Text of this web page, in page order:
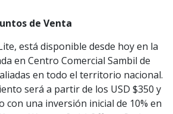
de Venta
está disponible desde hoy en la
en Centro Comercial Sambil de
en todo el territorio nacional.
será a partir de los USD $350 y
con una inversión inicial de 10% en